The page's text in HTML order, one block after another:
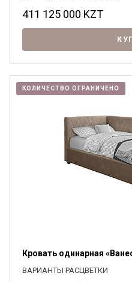
411 125 000 KZT
КОЛИЧЕСТВО ОГРАНИЧЕНО
Кровать одинарная
ВАРИАНТЫ РАСЦВЕТКИ